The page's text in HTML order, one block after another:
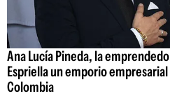
Ana Lucía Pineda, la
Espriella un emporio
Colombia